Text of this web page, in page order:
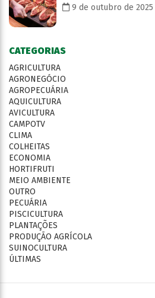
9 de outubro de 2025
CATEGORIAS
AGRICULTURA
AGRONEGÓCIO
AGROPECUÁRIA
AQUICULTURA
AVICULTURA
CAMPOTV
CLIMA
COLHEITAS
ECONOMIA
HORTIFRUTI
MEIO AMBIENTE
OUTRO
PECUÁRIA
PISCICULTURA
PLANTAÇÕES
PRODUÇÃO AGRÍCOLA
SUINOCULTURA
ÚLTIMAS